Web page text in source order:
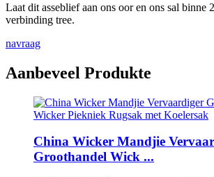
Laat dit asseblief aan ons oor en ons sal binne
verbinding tree.
navraag
Aanbeveel Produkte
China Wicker Mandjie
Groothandel Wick ...